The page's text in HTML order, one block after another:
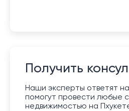
Получить
Наши эксперты ответят
помогут провести любые
недвижимостью на